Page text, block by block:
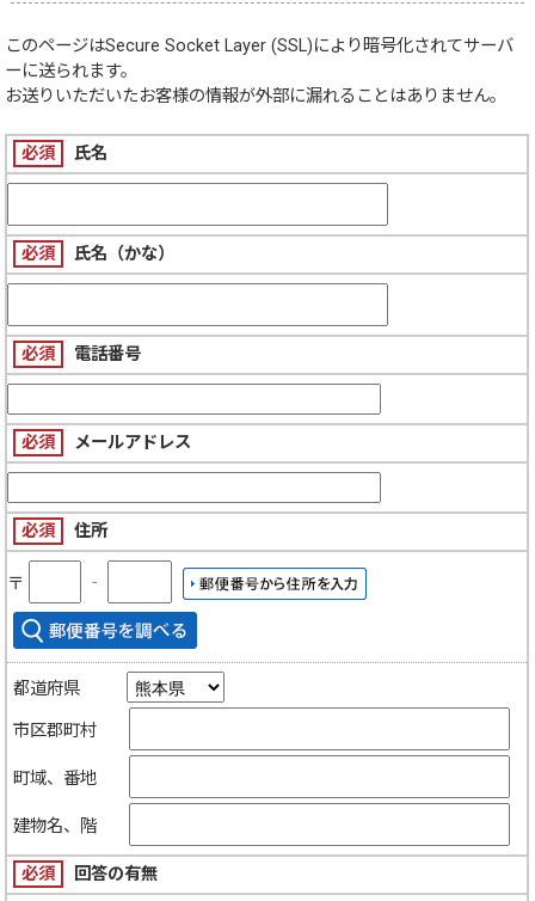
このページはSecure Socket Layer (SSL)により暗号化されてサーバ
ーに送られます。
お送りいただいたお客様の情報が外部に漏れることはありません。
必須 氏名
必須 氏名（かな）
必須 電話番号
必須 メールアドレス
必須 住所
〒 ‐
都道府県
市区郡町村
町域、番地
建物名、階
必須
回答の有無